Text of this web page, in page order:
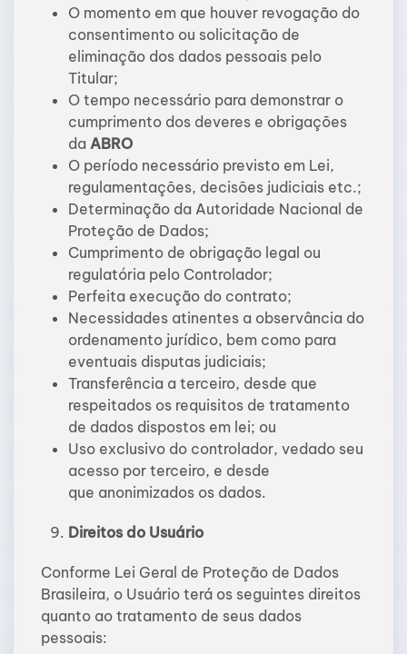
O momento em que houver revogação do
consentimento ou solicitação de
eliminação dos dados pessoais pelo
Titular;
O tempo necessário para demonstrar o
cumprimento dos deveres e obrigações
da ABRO
O período necessário previsto em Lei,
regulamentações, decisões judiciais etc.;
Determinação da Autoridade Nacional de
Proteção de Dados;
Cumprimento de obrigação legal ou
regulatória pelo Controlador;
Perfeita execução do contrato;
Necessidades atinentes a observância do
ordenamento jurídico, bem como para
eventuais disputas judiciais;
Transferência a terceiro, desde que
respeitados os requisitos de tratamento
de dados dispostos em lei; ou
Uso exclusivo do controlador, vedado seu
acesso por terceiro, e desde
que anonimizados os dados.
Direitos do Usuário
Conforme Lei Geral de Proteção de Dados
Brasileira, o Usuário terá os seguintes direitos
quanto ao tratamento de seus dados
pessoais: